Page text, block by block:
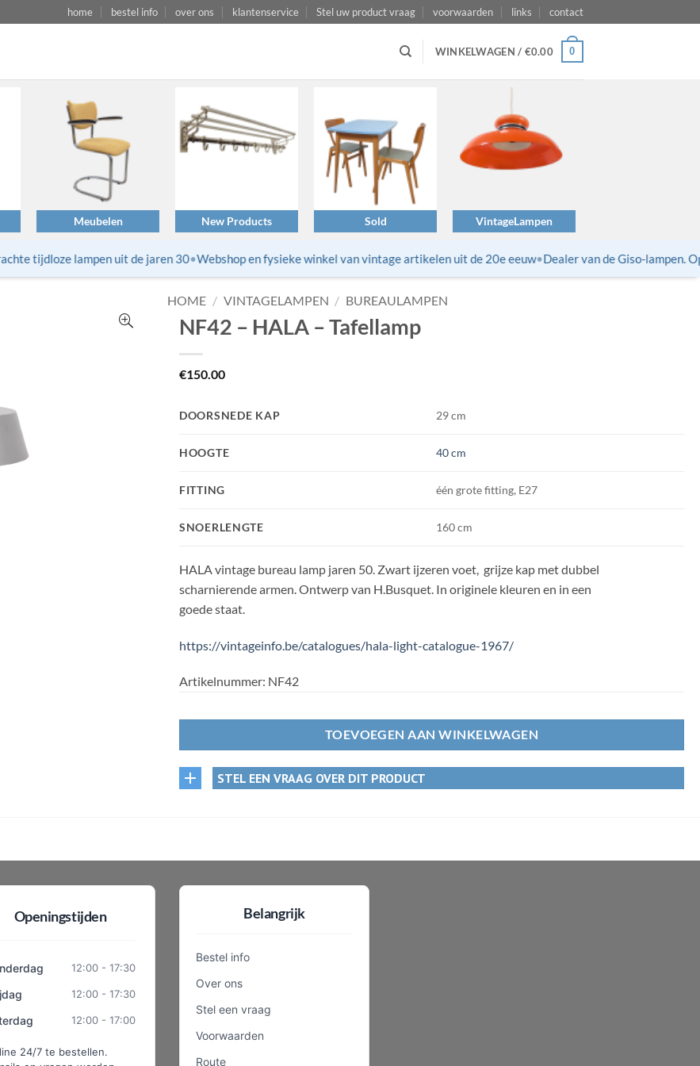
home bestel info over ons klantenservice Stel uw product vraag voorwaarden links contact
WINKELWAGEN / €0.00 0
Meubelen New Products Sold VintageLampen
tijdloze lampen uit de jaren 30•Webshop en fysieke winkel van vintage artikelen uit de 20e eeuw•Dealer van de Giso-lampen.
HOME / VINTAGELAMPEN / BUREAULAMPEN
NF42 – HALA – Tafellamp
€150.00
DOORSNEDE KAP 29 cm
HOOGTE 40 cm
FITTING één grote fitting, E27
SNOERLENGTE 160 cm
HALA vintage bureau lamp jaren 50. Zwart ijzeren voet, grijze kap met dubbel
scharnierende armen. Ontwerp van H.Busquet. In originele kleuren en in een
goede staat.
https://vintageinfo.be/catalogues/hala-light-catalogue-1967/
Artikelnummer: NF42
TOEVOEGEN AAN WINKELWAGEN
STEL EEN VRAAG OVER DIT PRODUCT
Openingstijden
12:00 - 17:30
12:00 - 17:30
12:00 - 17:00
24/7 te bestellen.
Belangrijk
Bestel info
Over ons
Stel een vraag
Voorwaarden
Route